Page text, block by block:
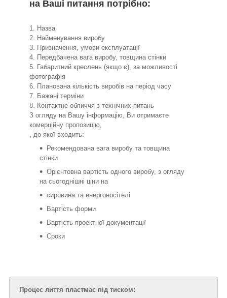
на Ваші питання потрібно:
1. Назва
2. Найменування виробу
3. Призначення, умови експлуатації
4. Передбачена вага виробу, товщина стінки
5. Габаритний креслень (якщо є), за можливості
фотографія
6. Планована кількість виробів на період часу
7. Бажані терміни
8. Контактне обличчя з технічних питань
З огляду на Вашу інформацію, Ви отримаєте
комерційну пропозицію,
, до якої входить:
Рекомендована вага виробу та товщина
стінки
Орієнтовна вартість одного виробу, з огляду
на сьогоднішні ціни на
сировина та енергоносітелі
Вартість форми
Вартість проектної документації
Сроки
Процес лиття пластмас під тиском: